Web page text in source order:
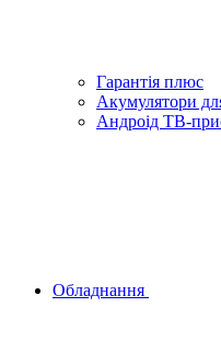
Гарантiя плюс
Акумулятори
Андроід ТВ-
Обладнання